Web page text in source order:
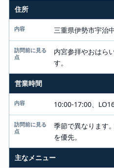
住所
三重県伊勢市宇治
内宮参拝やおはら
す。
営業時間
10:00-17:00、
季節で異なります
を優先。
主なメニュー